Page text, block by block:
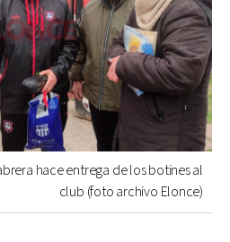
hace entrega de los botines al
club (foto archivo Elonce)